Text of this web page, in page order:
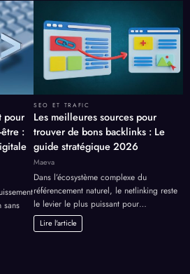
pour
:
sans
SEO ET TRAFIC
Les meilleures sources pour
trouver de bons backlinks : Le
guide stratégique 2026
Maeva
Dans l’écosystème complexe du
référencement naturel, le netlinking reste
le levier le plus puissant pour…
Lire l'article